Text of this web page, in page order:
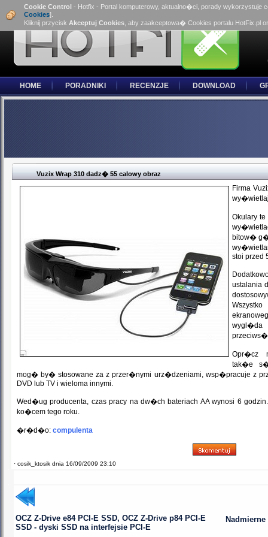
Cookie Control - Hotfix - Portal komputerowy, aktualno�ci, porady wykorzystuje
Cookies].
Kliknij przycisk Akceptuj Cookies , aby zaakceptowa� Cookies portalu HotFix.pl
HOME PORADNIKI RECENZJE DOWNLOAD
Vuzix Wrap 310 dadz� 55 calowy obraz
Firma
Okulary
bitow�
stoi przed
ustalania
Opr�cz
tak�e
mog� by� stosowane za z przer�nymi urz�dzeniami, wsp�pracuje z
DVD lub TV i wieloma innymi.
Wed�ug producenta, czas pracy na dw�ch bateriach AA wynosi 6
ko�cem tego roku.
�r�d�o: compulenta
· cosik_ktosik dnia 16/09/2009 23:10
OCZ Z-Drive e84 PCI-E SSD, OCZ Z-Drive p84 PCI-E
SSD - dyski SSD na interfejsie PCI-E